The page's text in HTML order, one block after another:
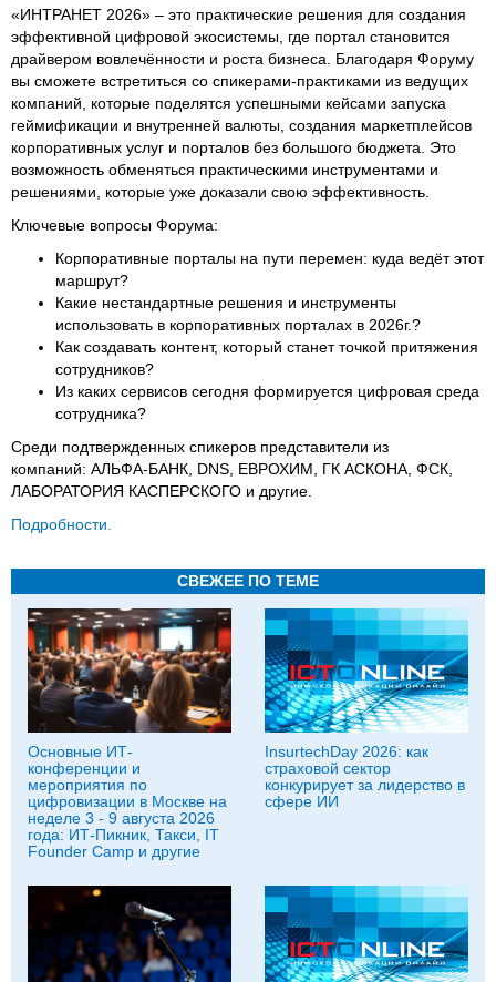
«ИНТРАНЕТ 2026» – это практические решения для создания
эффективной цифровой экосистемы, где портал становится
драйвером вовлечённости и роста бизнеса. Благодаря Форуму
вы сможете встретиться со спикерами-практиками из ведущих
компаний, которые поделятся успешными кейсами запуска
геймификации и внутренней валюты, создания маркетплейсов
корпоративных услуг и порталов без большого бюджета. Это
возможность обменяться практическими инструментами и
решениями, которые уже доказали свою эффективность.
Ключевые вопросы Форума:
Корпоративные порталы на пути перемен: куда ведёт этот
маршрут?
Какие нестандартные решения и инструменты
использовать в корпоративных порталах в 2026г.?
Как создавать контент, который станет точкой притяжения
сотрудников?
Из каких сервисов сегодня формируется цифровая среда
сотрудника?
Среди подтвержденных спикеров представители из
компаний: АЛЬФА-БАНК, DNS, ЕВРОХИМ, ГК АСКОНА, ФСК,
ЛАБОРАТОРИЯ КАСПЕРСКОГО и другие.
Подробности.
СВЕЖЕЕ ПО ТЕМЕ
Основные ИТ-
конференции и
мероприятия по
цифровизации в Москве на
неделе 3 - 9 августа 2026
года: ИТ-Пикник, Такси, IT
Founder Camp и другие
InsurtechDay 2026: как
страховой сектор
конкурирует за лидерство в
сфере ИИ